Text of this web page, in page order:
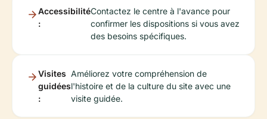
Accessibilité
:
Contactez le centre à l'avance pour
confirmer les dispositions si vous avez
des besoins spécifiques.
Visites
guidées
:
Améliorez votre compréhension de
l'histoire et de la culture du site avec une
visite guidée.